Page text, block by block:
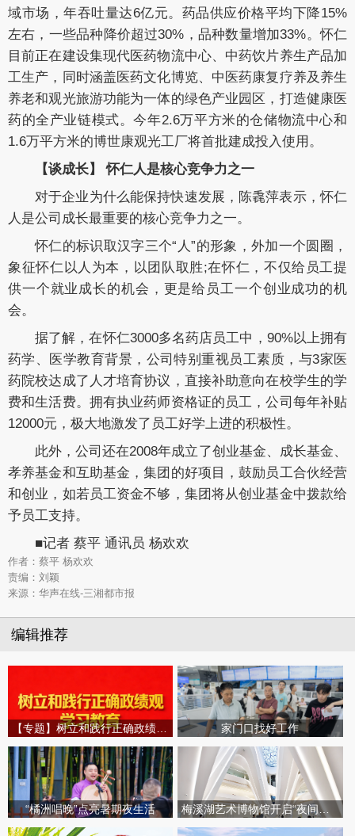
域市场，年吞吐量达6亿元。药品供应价格平均下降15%
左右，一些品种降价超过30%，品种数量增加33%。怀仁
目前正在建设集现代医药物流中心、中药饮片养生产品加
工生产，同时涵盖医药文化博览、中医药康复疗养及养生
养老和观光旅游功能为一体的绿色产业园区，打造健康医
药的全产业链模式。今年2.6万平方米的仓储物流中心和
1.6万平方米的博世康观光工厂将首批建成投入使用。
【谈成长】 怀仁人是核心竞争力之一
对于企业为什么能保持快速发展，陈毳萍表示，怀仁
人是公司成长最重要的核心竞争力之一。
怀仁的标识取汉字三个“人”的形象，外加一个圆圈，
象征怀仁以人为本，以团队取胜;在怀仁，不仅给员工提
供一个就业成长的机会，更是给员工一个创业成功的机
会。
据了解，在怀仁3000多名药店员工中，90%以上拥有
药学、医学教育背景，公司特别重视员工素质，与3家医
药院校达成了人才培育协议，直接补助意向在校学生的学
费和生活费。拥有执业药师资格证的员工，公司每年补贴
12000元，极大地激发了员工好学上进的积极性。
此外，公司还在2008年成立了创业基金、成长基金、
孝养基金和互助基金，集团的好项目，鼓励员工合伙经营
和创业，如若员工资金不够，集团将从创业基金中拨款给
予员工支持。
■记者 蔡平 通讯员 杨欢欢
作者：蔡平 杨欢欢
责编：刘颖
来源：华声在线-三湘都市报
编辑推荐
家门口找好工作
“橘洲唱晚”点亮暑期夜生活 梅溪湖艺术博物馆开启“夜间模式”